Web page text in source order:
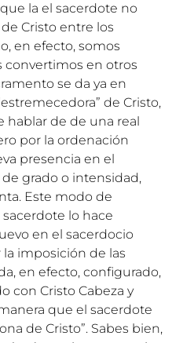
la el sacerdote no
Cristo entre los
en efecto, somos
convertimos en otros
se da ya en
de Cristo,
hablar de de una real
por la ordenación
presencia en el
grado o intensidad,
Este modo de
lo hace
en el sacerdocio
imposición de las
en efecto, configurado,
con Cristo Cabeza y
que el sacerdote
de Cristo”. Sabes bien,